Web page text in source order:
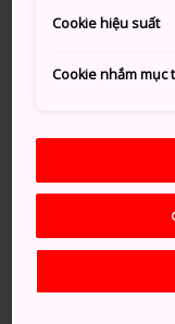
Công viên
Tuyến tàu
chính Ou.
khoảng hai tiếng
Shinkansen. Từ
bao gồm
có thể đến Ga
Nhưng hãy nhớ
khu vực này sẽ
Cookie hiệu suất
Cookie nhắm mục